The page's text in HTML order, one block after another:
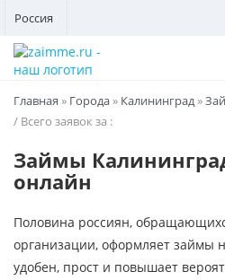
Россия
Главная » Города» Калининград»
/ Всего заявок за :
Займы
онлайн
Половина россиян,
организации, оформляет займы
удобен, прост и повышает